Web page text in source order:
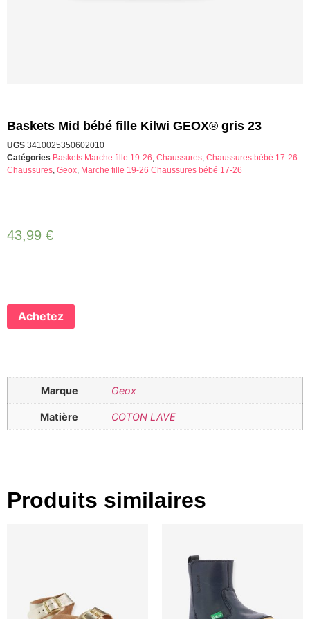
Baskets Mid bébé fille Kilwi GEOX® gris 23
UGS 3410025350602010
Catégories Baskets Marche fille 19-26, Chaussures, Chaussures bébé 17-26
Chaussures, Geox, Marche fille 19-26 Chaussures bébé 17-26
43,99 €
Achetez
Marque Geox
Matière COTON LAVE
Produits similaires